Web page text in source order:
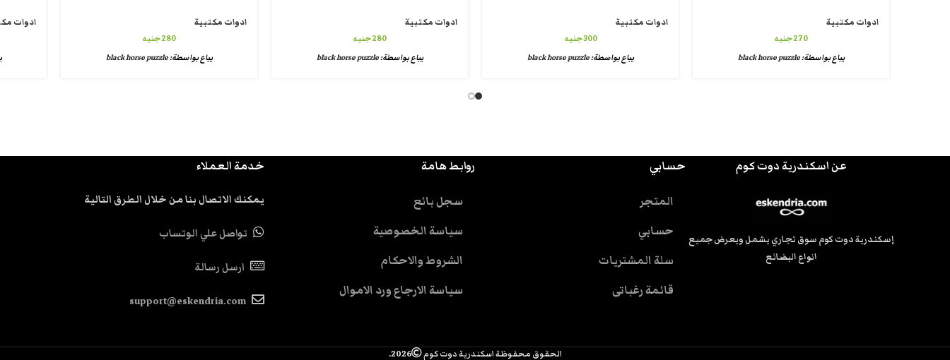
ادوات مكتبية
270جنيه
يباع بواسطة:black horse puzzle
ادوات مكتبية
300جنيه
يباع بواسطة:black horse puzzle
ادوات مكتبية
280جنيه
يباع بواسطة:black horse puzzle
ادوات مكتبية
280جنيه
يباع بواسطة:black horse puzzle
ادوات
عن اسكندرية دوت كوم
إسكندرية دوت كوم سوق تجاري يشمل ويعرض جميع
انواع البضائع
حسابي
المتجر
حسابي
سلة المشتريات
قائمة رغباتى
روابط هامة
سجل بائع
سياسة الخصوصية
الشروط والاحكام
سياسة الارجاع ورد الاموال
خدمة العملاء
يمكنك الاتصال بنا من خلال الطرق التالية
تواصل علي الوتساب
ارسل رسالة
support@eskendria.com
الحقوق محفوظة اسكندرية دوت كوم 2026.